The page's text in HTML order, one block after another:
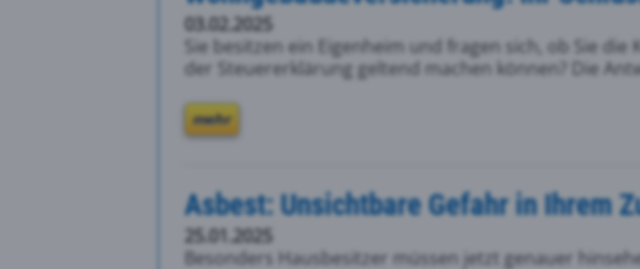
03.02.2025
Sie besitzen ein Eigenheim und fragen sich, ob Sie
der Steuererklärung geltend machen können? Die
mehr
Asbest: Unsichtbare Gefahr in Ihrem
25.01.2025
Besonders Hausbesitzer müssen jetzt genauer